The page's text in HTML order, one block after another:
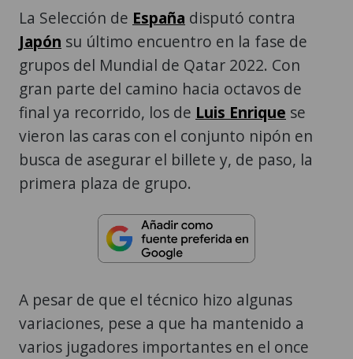
La Selección de España disputó contra
Japón su último encuentro en la fase de
grupos del Mundial de Qatar 2022. Con
gran parte del camino hacia octavos de
final ya recorrido, los de Luis Enrique se
vieron las caras con el conjunto nipón en
busca de asegurar el billete y, de paso, la
primera plaza de grupo.
A pesar de que el técnico hizo algunas
variaciones, pese a que ha mantenido a
varios jugadores importantes en el once